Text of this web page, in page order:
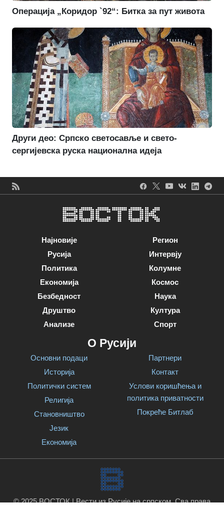
Операција „Коридор `92“: Битка за пут живота
Други део: Српско светосавље и свето-
сергијевска руска национална идеја
Најновије
Русија
Политика
Економија
Безбедност
Друштво
Анализе
Регион
Интервју
Колумне
Космос
Наука
Култура
Спорт
О Русији
Основни подаци
Историја
Политички систем
Религија
Становништво
Језик
Економија
Партнери
Контакт
Услови коришћења и
политика приватности
Покреће Битлаб
© 2025 ВОСТОК | Вести из Русије на српском. Сва права